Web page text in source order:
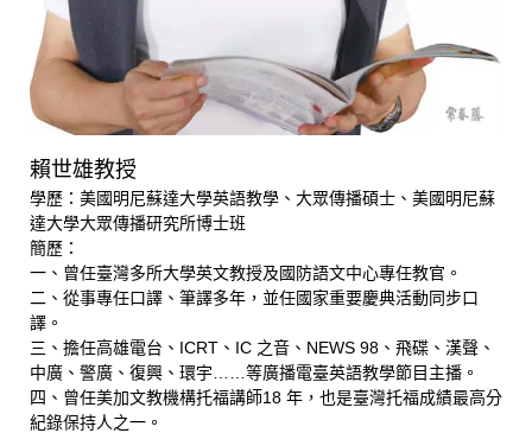
賴世雄教授
學歷：美國明尼蘇達大學英語教學、大眾傳播碩士、美國明尼蘇
達大學大眾傳播研究所博士班
簡歷：
一、曾任臺灣多所大學英文教授及國防語文中心專任教官。
二、從事專任口譯、筆譯多年，並任國家重要慶典活動同步口
譯。
三、擔任高雄電台、ICRT、IC 之音、NEWS 98、飛碟、漢聲、
中廣、警廣、復興、環宇……等廣播電臺英語教學節目主播。
四、曾任美加文教機構托福講師18 年，也是臺灣托福成績最高分
紀錄保持人之一。